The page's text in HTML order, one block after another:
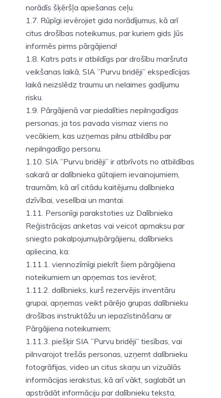
norādīs šķēršļa apiešanas ceļu.
1.7. Rūpīgi ievērojiet gida norādījumus, kā arī
citus drošības noteikumus, par kuriem gids Jūs
informēs pirms pārgājiena!
1.8. Katrs pats ir atbildīgs par drošību maršruta
veikšanas laikā, SIA ”Purvu bridēji” ekspedīcijas
laikā neizslēdz traumu un nelaimes gadījumu
risku.
1.9. Pārgājienā var piedalīties nepilngadīgas
personas, ja tos pavada vismaz viens no
vecākiem, kas uzņemas pilnu atbildību par
nepilngadīgo personu.
1.10. SIA ”Purvu bridēji” ir atbrīvots no atbildības
sakarā ar dalībnieka gūtajiem ievainojumiem,
traumām, kā arī citādu kaitējumu dalībnieka
dzīvībai, veselībai un mantai.
1.11. Personīgi parakstoties uz Dalībnieka
Reģistrācijas anketas vai veicot apmaksu par
sniegto pakalpojumu/pārgājienu, dalībnieks
apliecina, ka:
1.11.1. viennozīmīgi piekrīt šiem pārgājiena
noteikumiem un apņemas tos ievērot;
1.11.2. dalībnieks, kurš rezervējis inventāru
grupai, apņemas veikt pārējo grupas dalībnieku
drošības instruktāžu un iepazīstināšanu ar
Pārgājiena noteikumiem;
1.11.3. piešķir SIA ”Purvu bridēji” tiesības, vai
pilnvarojot trešās personas, uzņemt dalībnieku
fotogrāfijas, video un citus skaņu un vizuālās
informācijas ierakstus, kā arī vākt, saglabāt un
apstrādāt informāciju par dalībnieku teksta,